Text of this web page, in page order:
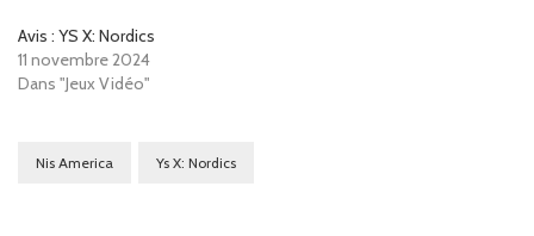
Avis : YS X: Nordics
11 novembre 2024
Dans "Jeux Vidéo"
Nis America Ys X: Nordics